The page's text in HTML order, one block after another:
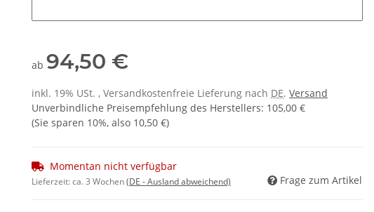
ab 94,50 €
inkl. 19% USt. , Versandkostenfreie Lieferung nach DE. Versand
Unverbindliche Preisempfehlung des Herstellers: 105,00 €
(Sie sparen 10%, also 10,50 €)
Momentan nicht verfügbar
Lieferzeit:ca. 3 Wochen(DE - Ausland abweichend) Frage zum Artikel